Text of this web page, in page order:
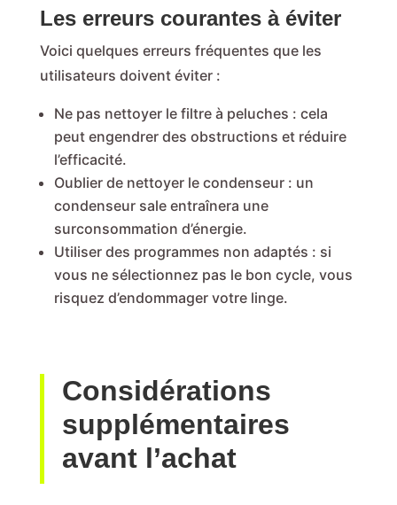
Les erreurs courantes à éviter
Voici quelques erreurs fréquentes que les
utilisateurs doivent éviter :
Ne pas nettoyer le filtre à peluches : cela
peut engendrer des obstructions et réduire
l’efficacité.
Oublier de nettoyer le condenseur : un
condenseur sale entraînera une
surconsommation d’énergie.
Utiliser des programmes non adaptés : si
vous ne sélectionnez pas le bon cycle, vous
risquez d’endommager votre linge.
Considérations
supplémentaires
avant l’achat